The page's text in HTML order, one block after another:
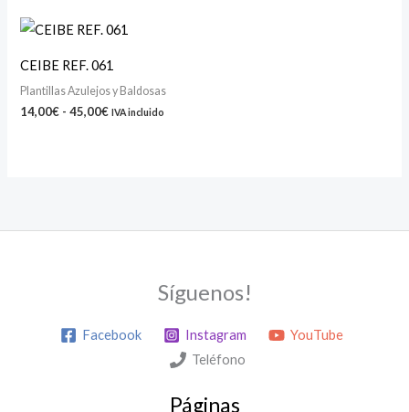
CEIBE REF. 061
Plantillas Azulejos y Baldosas
14,00€ - 45,00€
Rango
de
desde
14,00€
hasta
45,00€
IVA incluido
Síguenos!
Facebook Instagram
YouTube
Teléfono
Páginas